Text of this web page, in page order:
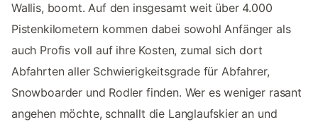
Wallis, boomt. Auf den insgesamt weit über 4.000
Pistenkilometern kommen dabei sowohl Anfänger als
auch Profis voll auf ihre Kosten, zumal sich dort
Abfahrten aller Schwierigkeitsgrade für Abfahrer,
Snowboarder und Rodler finden. Wer es weniger rasant
angehen möchte, schnallt die Langlaufskier an und